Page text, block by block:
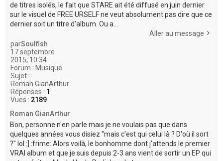
de titres isolés, le fait que STARE ait été diffusé en juin dernier
sur le visuel de FREE URSELF ne veut absolument pas dire que ce
dernier soit un titre d'album. Ou a...
Aller au message
parSoulfish
17 septembre
2015, 10:34
Forum : Musique
Sujet :
Roman GianArthur
Réponses : 1
Vues : 2189
Roman GianArthur
Bon, personne n'en parle mais je ne voulais pas que dans
quelques années vous disiez "mais c'est qui celui là ? D'où il sort
?" lol :] :frime: Alors voilà, le bonhomme dont j'attends le premier
VRAI album et que je suis depuis 2-3 ans vient de sortir un EP qui